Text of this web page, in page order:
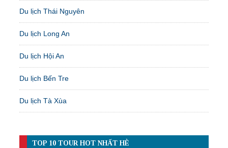
Du lịch Thái Nguyên
Du lịch Long An
Du lịch Hội An
Du lịch Bến Tre
Du lịch Tà Xùa
TOP 10 TOUR HOT NHẤT HÈ